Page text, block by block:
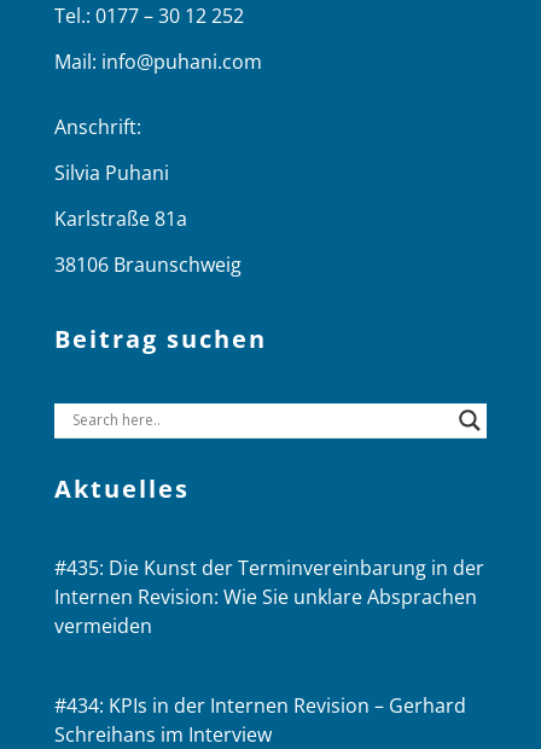
Tel.: 0177 – 30 12 252
Mail: info@puhani.com
Anschrift:
Silvia Puhani
Karlstraße 81a
38106 Braunschweig
Beitrag suchen
Aktuelles
#435: Die Kunst der Terminvereinbarung in der
Internen Revision: Wie Sie unklare Absprachen
vermeiden
#434: KPIs in der Internen Revision – Gerhard
Schreihans im Interview